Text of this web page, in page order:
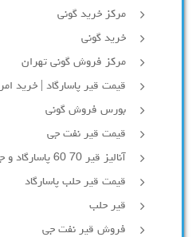
مرکز خرید گونی
خرید گونی
مرکز فروش گونی تهران
قیمت قیر پاسارگاد | خرید
بورس فروش گونی
قیمت قیر نفت جی
آنالیز قیر 70 60 پاسارگاد و جی
قیمت قیر حلب پاسارگاد
قیر حلب
فروش قیر نفت جی